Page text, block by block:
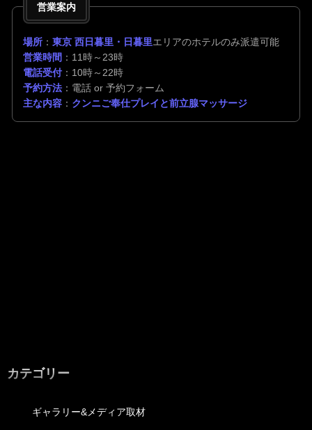
営業案内
場所 ： 東京 西日暮里・日暮里エリアのホテルのみ派遣可能
営業時間 ：11時～23時
電話受付：10時～22時
予約方法 ：電話 or 予約フォーム
主な内容 ： クンニご奉仕プレイと前立腺マッサージ
カテゴリー
ギャラリー&メディア取材